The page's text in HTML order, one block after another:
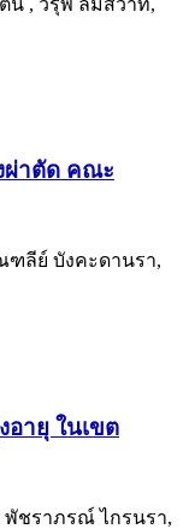
ผ่าตัด คณะ
ฑลีย์ บังคะดานรา,
ายุ ในเขต
พัชราภรณ์ ไกรนรา,